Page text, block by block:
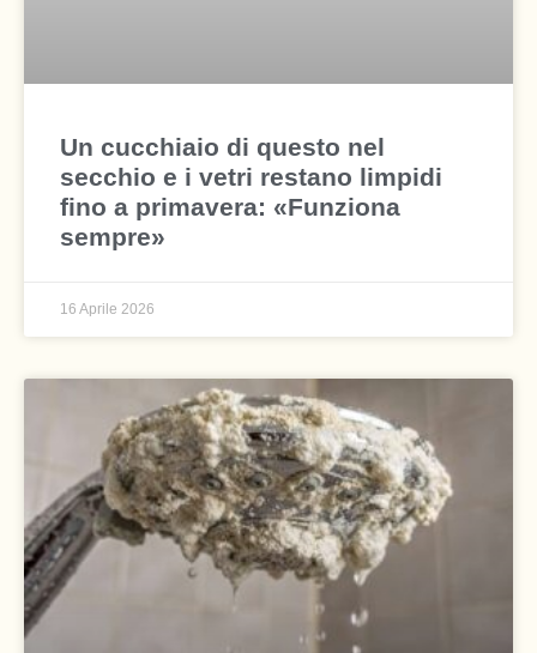
Un cucchiaio di questo nel
secchio e i vetri restano limpidi
fino a primavera: «Funziona
sempre»
16 Aprile 2026